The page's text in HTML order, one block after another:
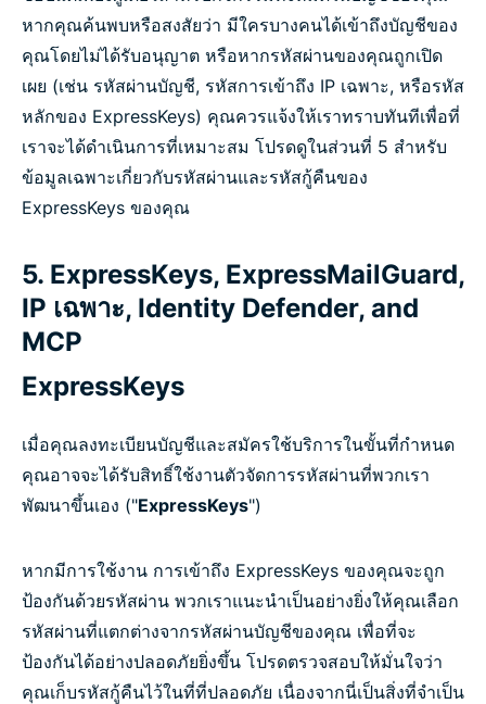
หากคุณค้นพบหรือสงสัยว่า มีใครบางคนได้เข้าถึงบัญชีของ
คุณโดยไม่ได้รับอนุญาต หรือหากรหัสผ่านของคุณถูกเปิด
เผย (เช่น รหัสผ่านบัญชี, รหัสการเข้าถึง IP เฉพาะ, หรือรหัส
หลักของ ExpressKeys) คุณควรแจ้งให้เราทราบทันทีเพื่อที่
เราจะได้ดำเนินการที่เหมาะสม โปรดดูในส่วนที่ 5 สำหรับ
ข้อมูลเฉพาะเกี่ยวกับรหัสผ่านและรหัสกู้คืนของ
ExpressKeys ของคุณ
5. ExpressKeys, ExpressMailGuard,
IP เฉพาะ, Identity Defender, and
MCP
ExpressKeys
เมื่อคุณลงทะเบียนบัญชีและสมัครใช้บริการในขั้นที่กำหนด
คุณอาจจะได้รับสิทธิ์ใช้งานตัวจัดการรหัสผ่านที่พวกเรา
พัฒนาขึ้นเอง ("ExpressKeys")
หากมีการใช้งาน การเข้าถึง ExpressKeys ของคุณจะถูก
ป้องกันด้วยรหัสผ่าน พวกเราแนะนำเป็นอย่างยิ่งให้คุณเลือก
รหัสผ่านที่แตกต่างจากรหัสผ่านบัญชีของคุณ เพื่อที่จะ
ป้องกันได้อย่างปลอดภัยยิ่งขึ้น โปรดตรวจสอบให้มั่นใจว่า
คุณเก็บรหัสกู้คืนไว้ในที่ที่ปลอดภัย เนื่องจากนี่เป็นสิ่งที่จำเป็น